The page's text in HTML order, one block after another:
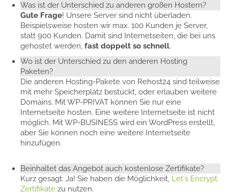
Was ist der Unterschied zu anderen großen Hostern?
Gute Frage! Unsere Server sind nicht überladen.
Beispielsweise hosten wir max. 100 Kunden je Server,
statt 900 Kunden. Damit sind Internetseiten, die bei uns
gehostet werden, fast doppelt so schnell.
Wo ist der Unterschied zu den anderen Hosting
Paketen?
Die anderen Hosting-Pakete von Rehost24 sind teilweise
mit mehr Speicherplatz bestückt, oder erlauben weitere
Domains. Mit WP-PRIVAT können Sie nur eine
Internetseite hosten. Eine weitere Internetseite ist nicht
möglich. Mit WP-BUSINESS wird ein WordPress erstellt,
aber Sie können noch eine weitere Internetseite
hinzufügen.
Beinhaltet das Angebot auch kostenlose Zertifikate?
Kurz gesagt: Ja! Sie haben die Möglichkeit, Let's Encrypt
Zertifikate zu nutzen.